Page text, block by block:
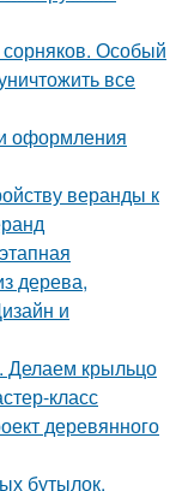
Особый
все
оформления
веранды к
дерева,
и
Делаем крыльцо
класс
деревянного
бутылок.